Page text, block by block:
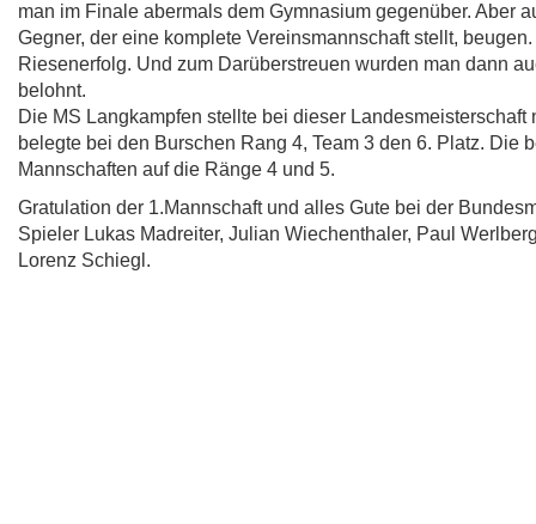
man im Finale abermals dem Gymnasium gegenüber. Aber
Gegner, der eine komplete Vereinsmannschaft stellt,
Riesenerfolg. Und zum Darüberstreuen wurden man dann
belohnt.
Die MS Langkampfen stellte bei dieser Landesmeisterschaft
belegte bei den Burschen Rang 4, Team 3 den 6. Platz. Die
Mannschaften auf die Ränge 4 und 5.
Gratulation der 1.Mannschaft und alles Gute bei der
Spieler Lukas Madreiter, Julian Wiechenthaler, Paul
Lorenz Schiegl.